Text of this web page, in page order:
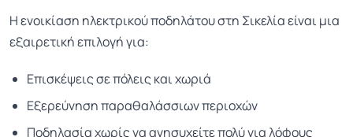
Η ενοικίαση ηλεκτρικού ποδηλάτου στη Σικελία είναι μια
εξαιρετική επιλογή για:
Επισκέψεις σε πόλεις και χωριά
Εξερεύνηση παραθαλάσσιων περιοχών
Ποδηλασία χωρίς να ανησυχείτε πολύ για λόφους